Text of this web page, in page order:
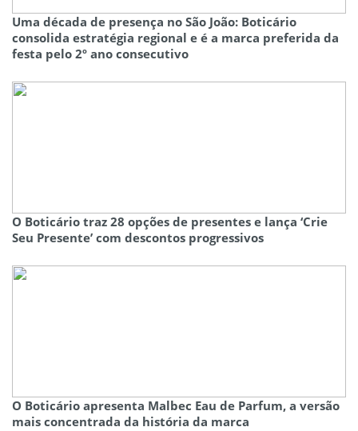
Uma década de presença no São João: Boticário
consolida estratégia regional e é a marca preferida da
festa pelo 2º ano consecutivo
O Boticário traz 28 opções de presentes e lança ‘Crie
Seu Presente’ com descontos progressivos
O Boticário apresenta Malbec Eau de Parfum, a versão
mais concentrada da história da marca